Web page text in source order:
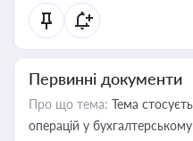
Первинні документи
Про що тема: Тема
операцій у